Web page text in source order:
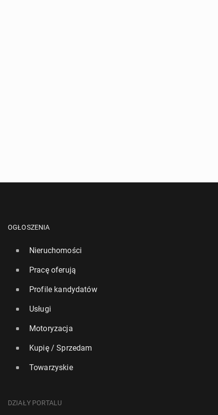
Odkryto naj­star­szą osadę zbu­do­wa­ną nad je­zio­rem
20 lipca 2025, 10:00
OGŁOSZENIA
Nieruchomości
Pracę oferują
Profile kandydatów
Usługi
Motoryzacja
Kupię / Sprzedam
Towarzyskie
DZIAŁY PORTALU